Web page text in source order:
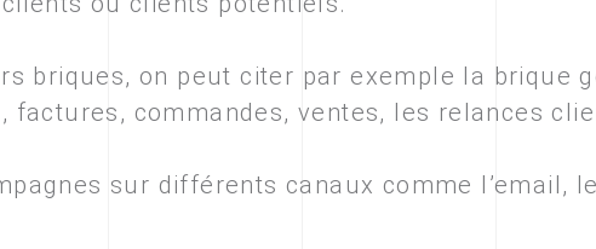
briques, on peut citer par exemple la brique
factures, commandes, ventes, les relances
sur différents canaux comme l’email,